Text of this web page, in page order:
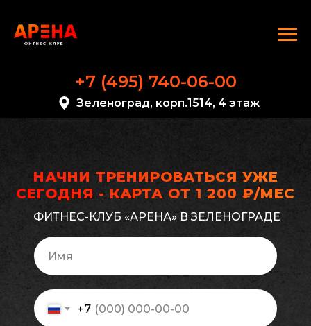
+7 (495) 740-06-00
Зеленоград, корп.1514, 4 этаж
НАЧНИ ТРЕНИРОВАТЬСЯ УЖЕ
СЕГОДНЯ - КАРТА ОТ 1 200 ₽/МЕС
+7
ФИТНЕС-КЛУБ «АРЕНА» В ЗЕЛЕНОГРАДЕ